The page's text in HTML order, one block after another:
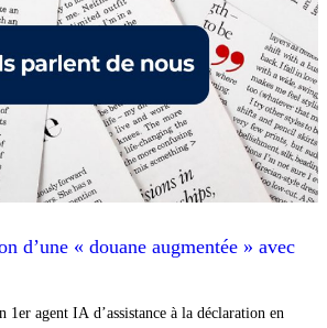
d’une « douane augmentée » avec
agent IA d’assistance à la déclaration en